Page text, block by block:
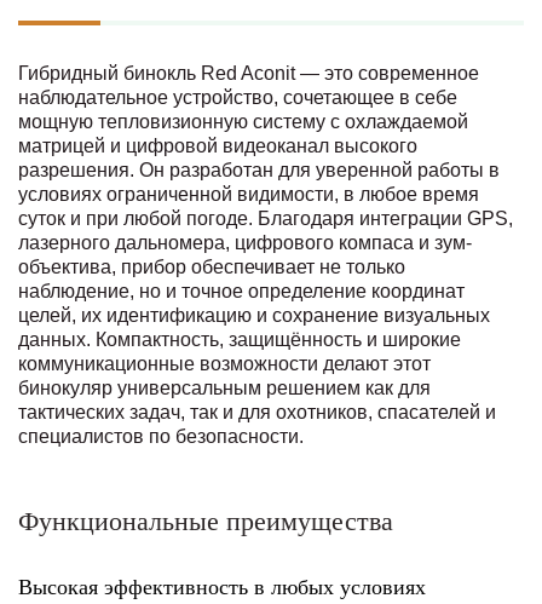
Гибридный бинокль Red Aconit — это современное
наблюдательное устройство, сочетающее в себе
мощную тепловизионную систему с охлаждаемой
матрицей и цифровой видеоканал высокого
разрешения. Он разработан для уверенной работы в
условиях ограниченной видимости, в любое время
суток и при любой погоде. Благодаря интеграции GPS,
лазерного дальномера, цифрового компаса и зум-
объектива, прибор обеспечивает не только
наблюдение, но и точное определение координат
целей, их идентификацию и сохранение визуальных
данных. Компактность, защищённость и широкие
коммуникационные возможности делают этот
бинокуляр универсальным решением как для
тактических задач, так и для охотников, спасателей и
специалистов по безопасности.
Функциональные преимущества
Высокая эффективность в любых условиях